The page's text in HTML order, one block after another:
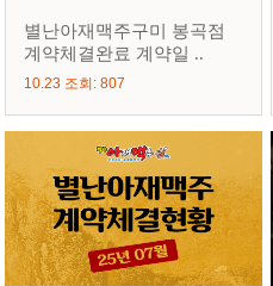
별난아재맥주구미 봉곡점
계약체결완료 계약일 ..
10.23 조회: 807